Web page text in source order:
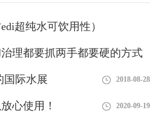
超纯水可饮用性）
2023-08-26
理都要抓两手都要硬的方式
2018-08-28
国际水展 2018-08-28
心使用！ 2020-09-19